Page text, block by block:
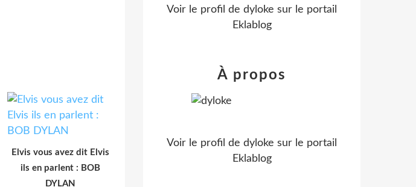
Elvis vous avez dit Elvis
ils en parlent : BOB
DYLAN
Voir le profil de dyloke sur le portail
Eklablog
À propos
Voir le profil de dyloke sur le portail
Eklablog